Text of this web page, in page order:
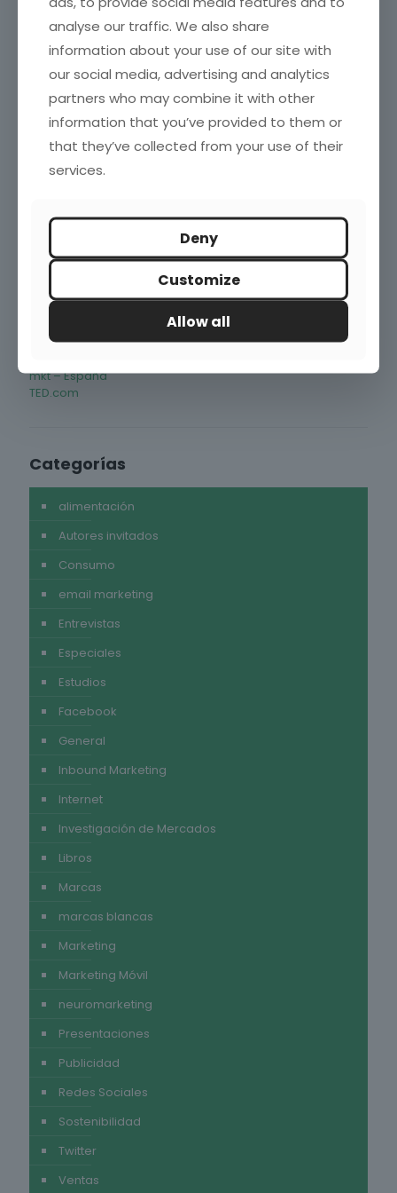
Blogroll
Investigación de Mercados en España
Marketing directo
Marketing News
Marketing XXI
Puromarketing
Enlaces de interés
ESOMAR
mkt – España
TED.com
Categorías
alimentación
Autores invitados
Consumo
email marketing
Entrevistas
Especiales
Estudios
Facebook
General
Inbound Marketing
Internet
Investigación de Mercados
Libros
Marcas
marcas blancas
Marketing
Marketing Móvil
neuromarketing
Presentaciones
Publicidad
Redes Sociales
Sostenibilidad
Twitter
Ventas
analyse our traffic. We also share
information about your use of our site with
our social media, advertising and analytics
partners who may combine it with other
information that you’ve provided to them or
that they’ve collected from your use of their
services.
Deny
Customize
Allow all